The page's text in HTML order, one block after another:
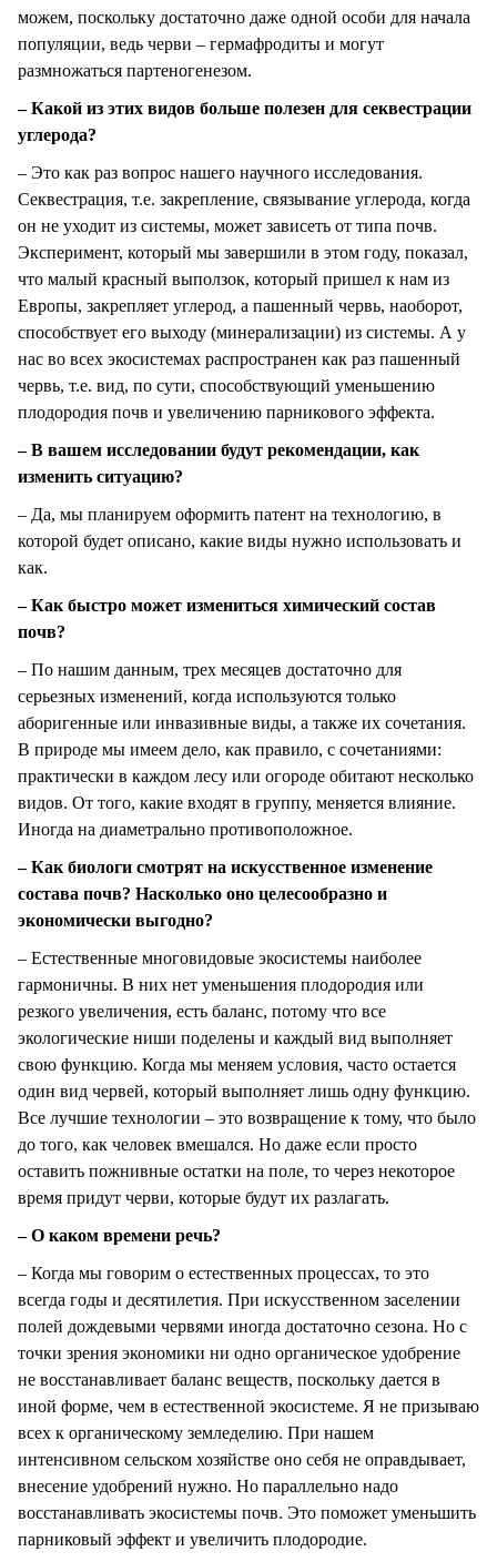
можем, поскольку достаточно даже одной особи для начала
популяции, ведь черви – гермафродиты и могут
размножаться партеногенезом.
– Какой из этих видов больше полезен для секвестрации
углерода?
– Это как раз вопрос нашего научного исследования.
Секвестрация, т.е. закрепление, связывание углерода, когда
он не уходит из системы, может зависеть от типа почв.
Эксперимент, который мы завершили в этом году, показал,
что малый красный выползок, который пришел к нам из
Европы, закрепляет углерод, а пашенный червь, наоборот,
способствует его выходу (минерализации) из системы. А у
нас во всех экосистемах распространен как раз пашенный
червь, т.е. вид, по сути, способствующий уменьшению
плодородия почв и увеличению парникового эффекта.
– В вашем исследовании будут рекомендации, как
изменить ситуацию?
– Да, мы планируем оформить патент на технологию, в
которой будет описано, какие виды нужно использовать и
как.
– Как быстро может измениться химический состав
почв?
– По нашим данным, трех месяцев достаточно для
серьезных изменений, когда используются только
аборигенные или инвазивные виды, а также их сочетания.
В природе мы имеем дело, как правило, с сочетаниями:
практически в каждом лесу или огороде обитают несколько
видов. От того, какие входят в группу, меняется влияние.
Иногда на диаметрально противоположное.
– Как биологи смотрят на искусственное изменение
состава почв? Насколько оно целесообразно и
экономически выгодно?
– Естественные многовидовые экосистемы наиболее
гармоничны. В них нет уменьшения плодородия или
резкого увеличения, есть баланс, потому что все
экологические ниши поделены и каждый вид выполняет
свою функцию. Когда мы меняем условия, часто остается
один вид червей, который выполняет лишь одну функцию.
Все лучшие технологии – это возвращение к тому, что было
до того, как человек вмешался. Но даже если просто
оставить пожнивные остатки на поле, то через некоторое
время придут черви, которые будут их разлагать.
– О каком времени речь?
– Когда мы говорим о естественных процессах, то это
всегда годы и десятилетия. При искусственном заселении
полей дождевыми червями иногда достаточно сезона. Но с
точки зрения экономики ни одно органическое удобрение
не восстанавливает баланс веществ, поскольку дается в
иной форме, чем в естественной экосистеме. Я не призываю
всех к органическому земледелию. При нашем
интенсивном сельском хозяйстве оно себя не оправдывает,
внесение удобрений нужно. Но параллельно надо
восстанавливать экосистемы почв. Это поможет уменьшить
парниковый эффект и увеличить плодородие.